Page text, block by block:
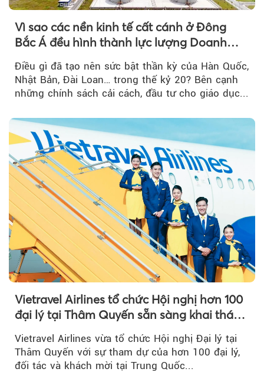
Vì sao các nền kinh tế cất cánh ở Đông
Bắc Á đều hình thành lực lượng Doanh
Điều gì đã tạo nên sức bật thần kỳ của Hàn Quốc,
Nhật Bản, Đài Loan… trong thế kỷ 20? Bên cạnh
những chính sách cải cách, đầu tư cho giáo dục...
Vietravel Airlines tổ chức Hội nghị hơn 100
đại lý tại Thâm Quyến sẵn sàng khai thác
đường bay thẳng TP.HCM - Thâm Quyến
Vietravel Airlines vừa tổ chức Hội nghị Đại lý tại
Thâm Quyến với sự tham dự của hơn 100 đại lý,
đối tác và khách mời tại Trung Quốc...